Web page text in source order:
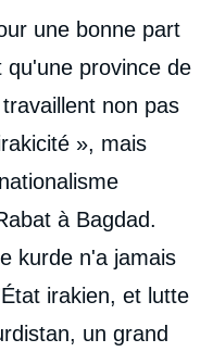
une bonne part
province de
non pas
», mais
à Bagdad.
kurde n'a jamais
irakien, et lutte
un grand